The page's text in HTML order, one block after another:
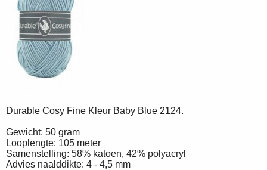
Durable Cosy Fine Kleur Baby Blue 2124.
Gewicht: 50 gram
Looplengte: 105 meter
Samenstelling: 58% katoen, 42% polyacryl
Advies naalddikte: 4 - 4,5 mm